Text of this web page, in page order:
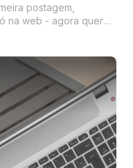
postagem,
na web - agora quer